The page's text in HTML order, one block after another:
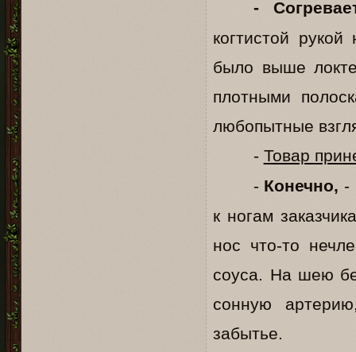
-
когтистой
было выше
плотными
любопытные
- Товар
- Конечно, -
к ногам
нос что-то
соуса. На шею
сонную
забытье.